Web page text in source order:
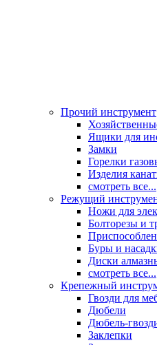
Прочий инструмент
Ящики для
Замки
Горелки
Изделия
смотреть все...
Режущий
Ножи для
Болторезы и
Буры и
Диски
смотреть все...
Крепежный
Гвозди для
Дюбели
Дюбель-
Заклепки